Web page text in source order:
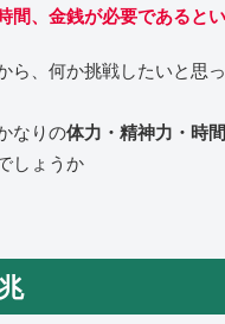
間、金銭が必要であると
ら、何か挑戦したいと思
なりの体力・精神力・時間
しょうか